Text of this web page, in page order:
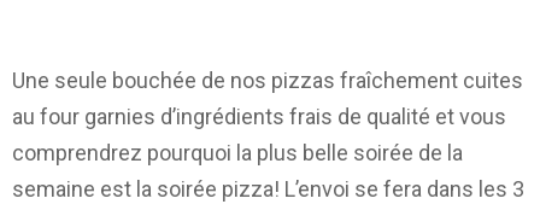
Une seule bouchée de nos pizzas fraîchement cuites
au four garnies d’ingrédients frais de qualité et vous
comprendrez pourquoi la plus belle soirée de la
semaine est la soirée pizza! L’envoi se fera dans les 3